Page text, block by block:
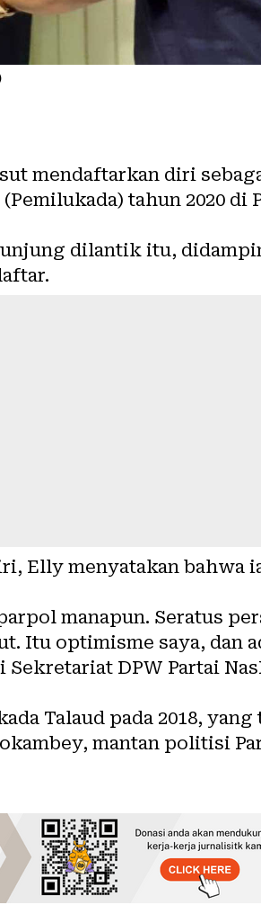
mendaftarkan diri
tahun 2020 di
dilantik itu,
Elly menyatakan bahwa
manapun. Seratus
Itu optimisme saya, dan
DPW Partai
Talaud pada 2018,
mantan politisi